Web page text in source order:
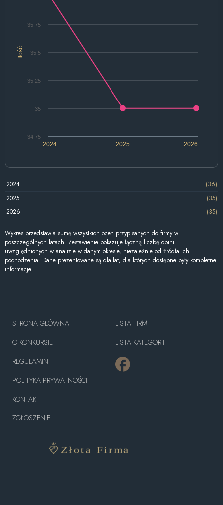
Ilość
2024 2025 2026
34.75
35
35.25
35.5
35.75
2024
(36)
2025
(35)
2026
(35)
Wykres przedstawia sumę wszystkich ocen przypisanych do firmy w
poszczególnych latach. Zestawienie pokazuje łączną liczbę opinii
uwzględnionych w analizie w danym okresie, niezależnie od źródła ich
pochodzenia. Dane prezentowane są dla lat, dla których dostępne były kompletne
informacje.
STRONA GŁÓWNA
O KONKURSIE
REGULAMIN
POLITYKA PRYWATNOŚCI
KONTAKT
ZGŁOSZENIE
LISTA FIRM
LISTA KATEGORII